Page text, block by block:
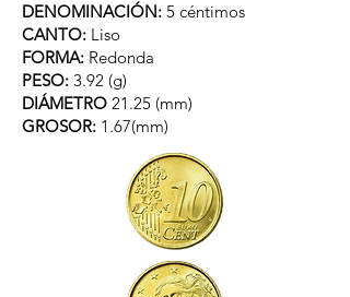
DENOMINACIÓN: 5 céntimos
CANTO: Liso
FORMA: Redonda
PESO: 3.92 (g)
DIÁMETRO 21.25 (mm)
GROSOR: 1.67(mm)